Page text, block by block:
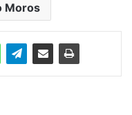
Moros